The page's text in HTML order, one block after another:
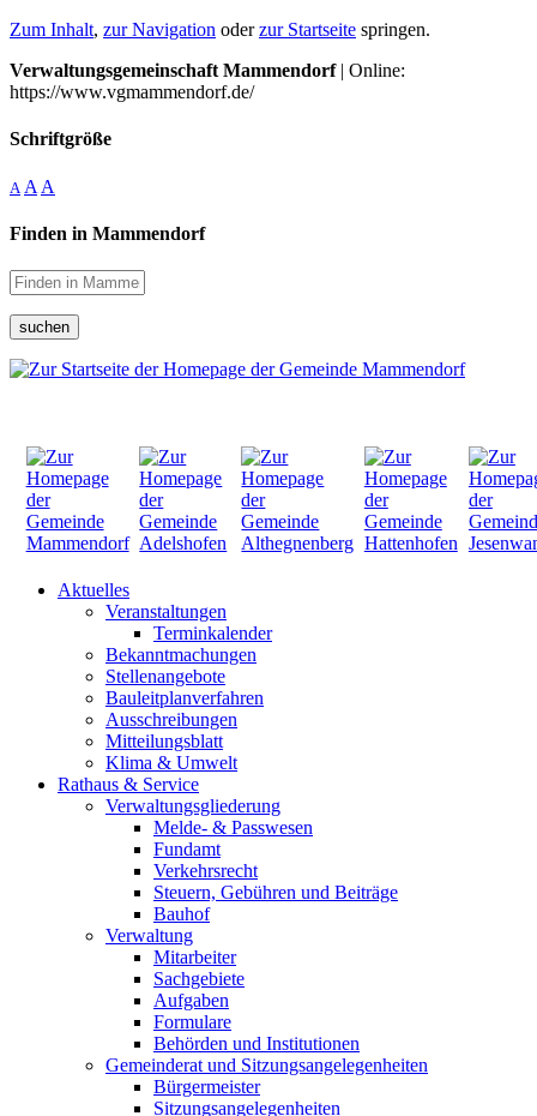
Zum Inhalt, zur Navigation oderzur Startseite springen.
Verwaltungsgemeinschaft Mammendorf| Online:
https://www.vgmammendorf.de/
Schriftgröße
A A A
Finden in Mammendorf
suchen
Aktuelles
Veranstaltungen
Terminkalender
Bekanntmachungen
Stellenangebote
Bauleitplanverfahren
Ausschreibungen
Mitteilungsblatt
Klima & Umwelt
Rathaus & Service
Verwaltungsgliederung
Melde- & Passwesen
Fundamt
Verkehrsrecht
Steuern, Gebühren und Beiträge
Bauhof
Verwaltung
Mitarbeiter
Sachgebiete
Aufgaben
Formulare
Behörden und Institutionen
Gemeinderat und Sitzungsangelegenheiten
Bürgermeister
Sitzungsangelegenheiten